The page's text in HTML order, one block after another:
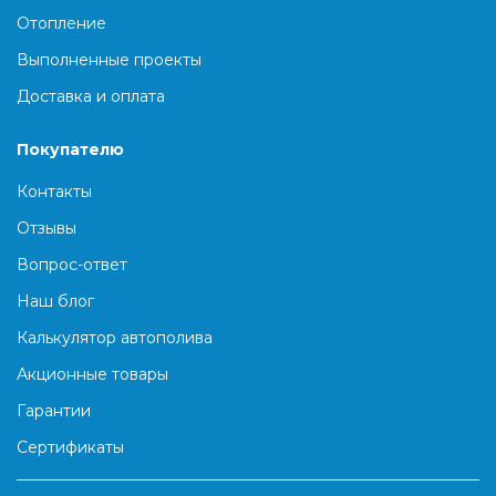
Отопление
Выполненные проекты
Доставка и оплата
Покупателю
Контакты
Отзывы
Вопрос-ответ
Наш блог
Калькулятор автополива
Акционные товары
Гарантии
Сертификаты